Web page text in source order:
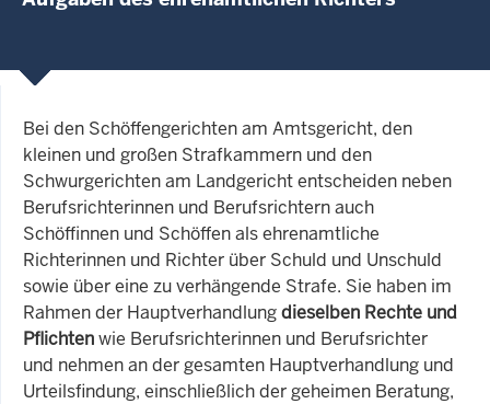
Bei den Schöffengerichten am Amtsgericht, den
kleinen und großen Strafkammern und den
Schwurgerichten am Landgericht entscheiden neben
Berufsrichterinnen und Berufsrichtern auch
Schöffinnen und Schöffen als ehrenamtliche
Richterinnen und Richter über Schuld und Unschuld
sowie über eine zu verhängende Strafe. Sie haben im
Rahmen der Hauptverhandlungdieselben Rechte und
Pflichtenwie Berufsrichterinnen und Berufsrichter
und nehmen an der gesamten Hauptverhandlung und
Urteilsfindung, einschließlich der geheimen Beratung,